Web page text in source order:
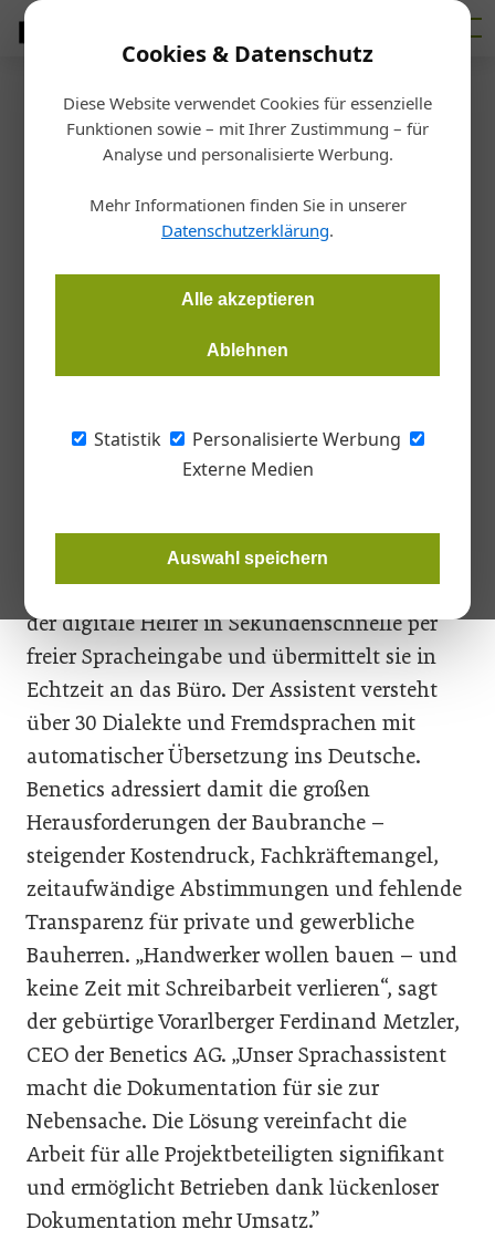
Cookies & Datenschutz
Diese Website verwendet Cookies für essenzielle
Funktionen sowie – mit Ihrer Zustimmung – für
Analyse und personalisierte Werbung.
Mehr Informationen finden Sie in unserer
Datenschutzerklärung.
Alle akzeptieren
Ablehnen
Statistik
Personalisierte Werbung
Externe Medien
Auswahl speichern
Startseite/ Betrieb
KI-Technologie
Digitaler Sprachassistent für
Handwerker
Auf Baustellen sind künstliche Intelligenz und Digitalisierung
Sprachassistenten auf dem Handy ändern.
Dokumentation ihrer Arbeiten ab.
Bauberichte, Protokolle und Aufmaße erstellt
der digitale Helfer in Sekundenschnelle per
freier Spracheingabe und übermittelt sie in
Echtzeit an das Büro. Der Assistent versteht
über 30 Dialekte und Fremdsprachen mit
automatischer Übersetzung ins Deutsche.
Benetics adressiert damit die großen
Herausforderungen der Baubranche –
steigender Kostendruck, Fachkräftemangel,
zeitaufwändige Abstimmungen und fehlende
Transparenz für private und gewerbliche
Bauherren. „Handwerker wollen bauen – und
keine Zeit mit Schreibarbeit verlieren“, sagt
der gebürtige Vorarlberger Ferdinand Metzler,
CEO der Benetics AG. „Unser Sprachassistent
macht die Dokumentation für sie zur
Nebensache. Die Lösung vereinfacht die
Arbeit für alle Projektbeteiligten signifikant
und ermöglicht Betrieben dank lückenloser
Dokumentation mehr Umsatz.”